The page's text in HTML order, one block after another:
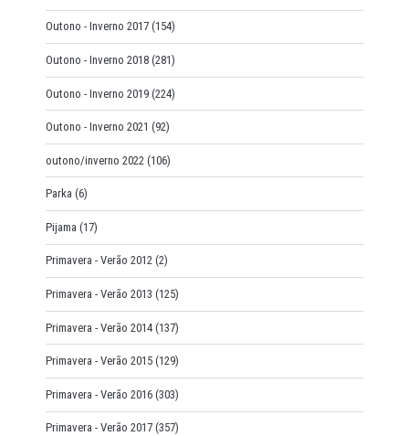
Outono - Inverno 2017 (154)
Outono - Inverno 2018 (281)
Outono - Inverno 2019 (224)
Outono - Inverno 2021 (92)
outono/inverno 2022 (106)
Parka (6)
Pijama (17)
Primavera - Verão 2012 (2)
Primavera - Verão 2013 (125)
Primavera - Verão 2014 (137)
Primavera - Verão 2015 (129)
Primavera - Verão 2016 (303)
Primavera - Verão 2017 (357)